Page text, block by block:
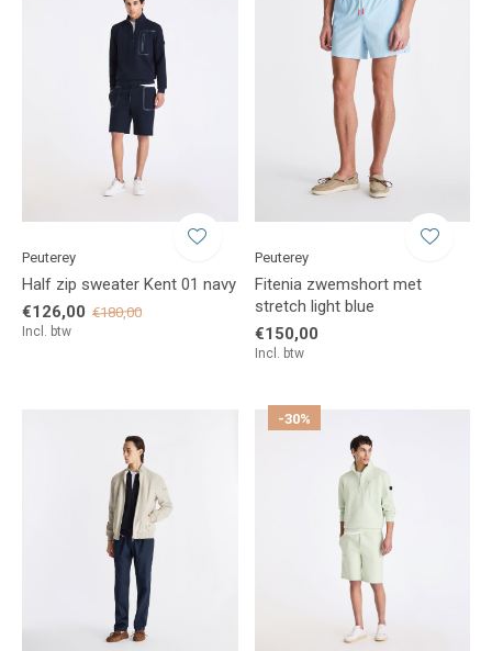
Peuterey
Half zip sweater Kent 01 navy
€126,00 €180,00
Incl. btw
Peuterey
Fitenia zwemshort met
stretch light blue
€150,00
Incl. btw
-30%